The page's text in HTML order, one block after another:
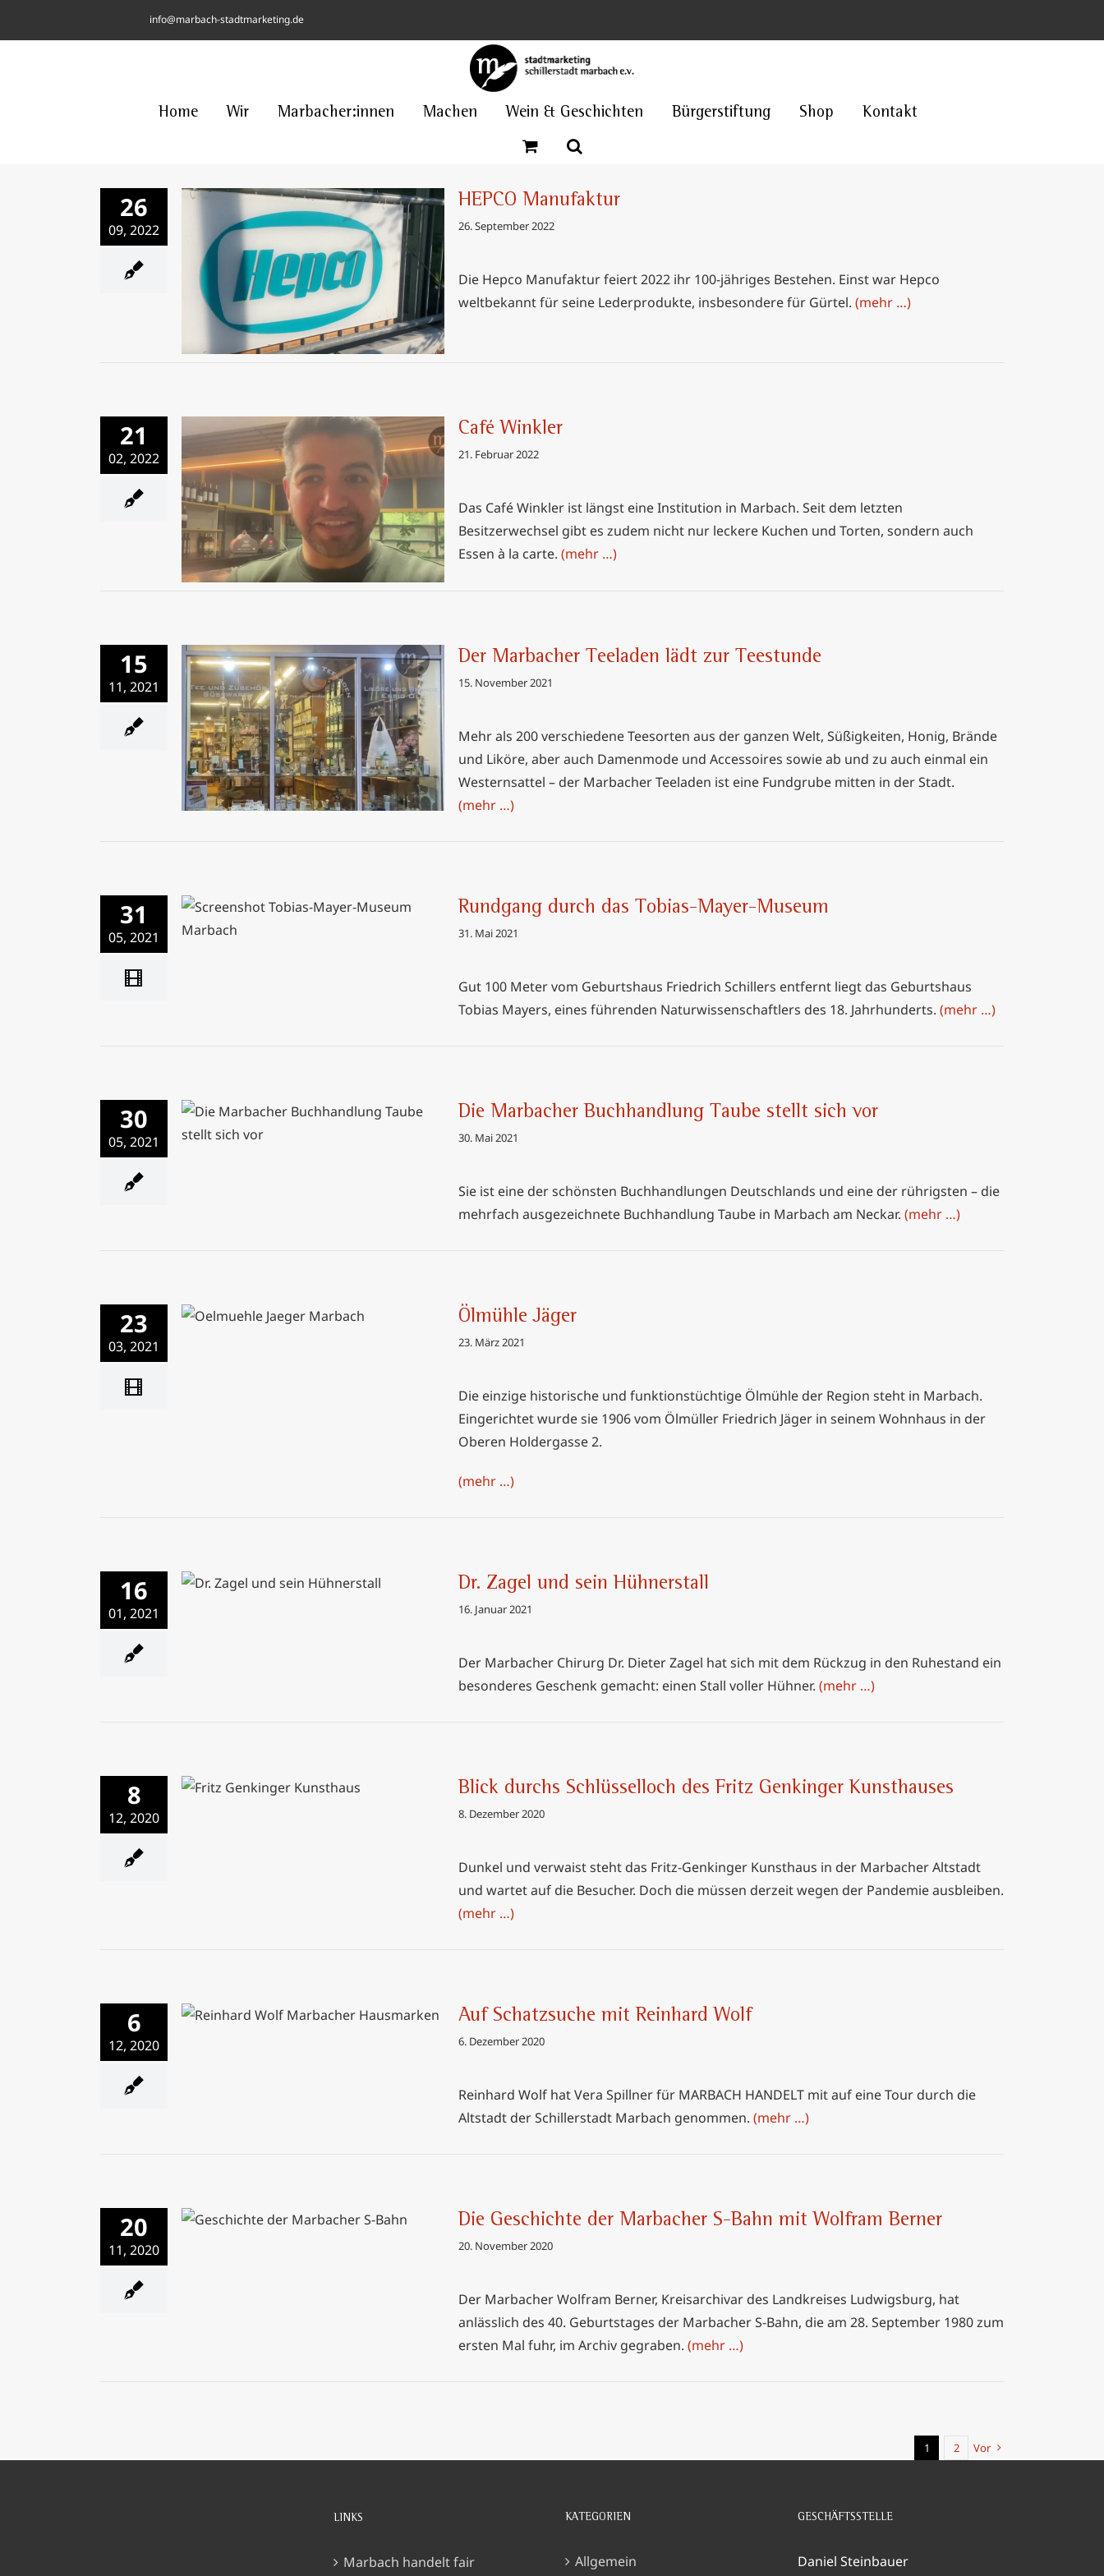
info@marbach-stadtmarketing.de
Home Wir Marbacher:innen Machen Wein & Geschichten Bürgerstiftung Shop Kontakt
26
09, 2022
HEPCO Manufaktur
HEPCO Manufaktur
26. September 2022
Die Hepco Manufaktur feiert 2022 ihr 100-jähriges Bestehen. Einst war Hepco
weltbekannt für seine Lederprodukte, insbesondere für Gürtel. (mehr …)
21
02, 2022
Café Winkler
Café Winkler
21. Februar 2022
Das Café Winkler ist längst eine Institution in Marbach. Seit dem letzten
Besitzerwechsel gibt es zudem nicht nur leckere Kuchen und Torten, sondern auch
Essen à la carte. (mehr …)
15
11, 2021
Der Marbacher Teeladen lädt zur
Teestunde
Der Marbacher Teeladen lädt zur Teestunde
15. November 2021
Mehr als 200 verschiedene Teesorten aus der ganzen Welt, Süßigkeiten, Honig, Brände
und Liköre, aber auch Damenmode und Accessoires sowie ab und zu auch einmal ein
Westernsattel – der Marbacher Teeladen ist eine Fundgrube mitten in der Stadt.
(mehr …)
31
05, 2021
Rundgang durch das Tobias-Mayer-
Rundgang durch das Tobias-Mayer-Museum
31. Mai 2021
Gut 100 Meter vom Geburtshaus Friedrich Schillers entfernt liegt das Geburtshaus
Tobias Mayers, eines führenden Naturwissenschaftlers des 18. Jahrhunderts. (mehr …)
30
05, 2021
Die Marbacher Buchhandlung
Die Marbacher Buchhandlung Taube stellt sich vor
30. Mai 2021
Sie ist eine der schönsten Buchhandlungen Deutschlands und eine der rührigsten – die
mehrfach ausgezeichnete Buchhandlung Taube in Marbach am Neckar. (mehr …)
23
03, 2021
Ölmühle Jäger
23. März 2021
Die einzige historische und funktionstüchtige Ölmühle der Region steht in Marbach.
Eingerichtet wurde sie 1906 vom Ölmüller Friedrich Jäger in seinem Wohnhaus in der
Oberen Holdergasse 2.
(mehr …)
16
01, 2021
Dr. Zagel und sein Hühnerstall
16. Januar 2021
Der Marbacher Chirurg Dr. Dieter Zagel hat sich mit dem Rückzug in den Ruhestand ein
besonderes Geschenk gemacht: einen Stall voller Hühner. (mehr …)
8
12, 2020
Blick durchs Schlüsselloch des Fritz
Blick durchs Schlüsselloch des Fritz Genkinger Kunsthauses
8. Dezember 2020
Dunkel und verwaist steht das Fritz-Genkinger Kunsthaus in der Marbacher Altstadt
und wartet auf die Besucher. Doch die müssen derzeit wegen der Pandemie ausbleiben.
(mehr …)
6
12, 2020
Auf Schatzsuche mit Reinhard Wolf
6. Dezember 2020
Reinhard Wolf hat Vera Spillner für MARBACH HANDELT mit auf eine Tour durch die
Altstadt der Schillerstadt Marbach genommen. (mehr …)
20
11, 2020
Die Geschichte der Marbacher S-
Die Geschichte der Marbacher S-Bahn mit Wolfram Berner
20. November 2020
Der Marbacher Wolfram Berner, Kreisarchivar des Landkreises Ludwigsburg, hat
anlässlich des 40. Geburtstages der Marbacher S-Bahn, die am 28. September 1980 zum
ersten Mal fuhr, im Archiv gegraben. (mehr …)
1 2 Vor
LINKS
Marbach handelt fair
KATEGORIEN
Allgemein
GESCHÄFTSSTELLE
Daniel Steinbauer